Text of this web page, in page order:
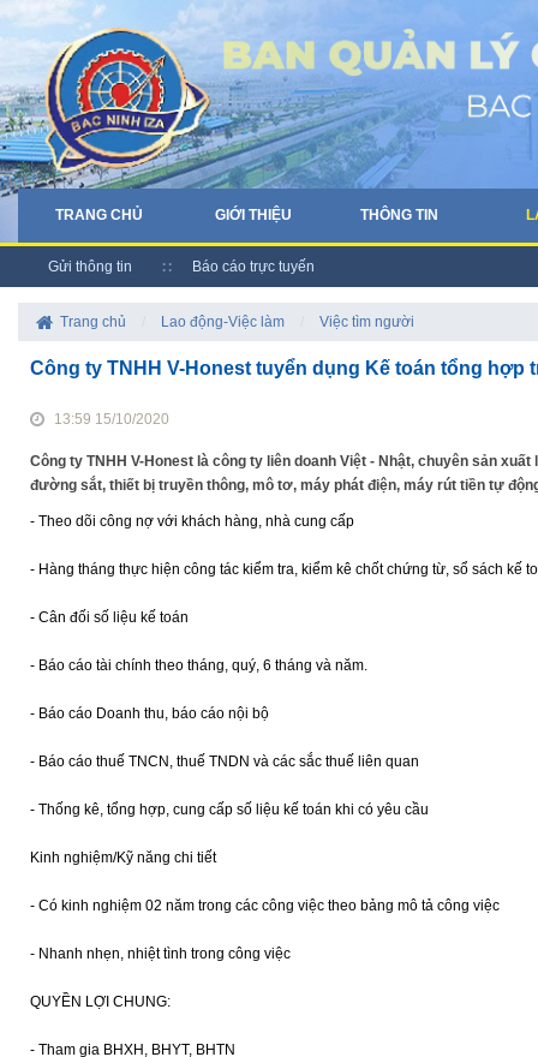
TRANG CHỦ GIỚI THIỆU THÔNG TIN
Gửi thông tin Báo cáo trực tuyến
Trang chủ Lao động-Việc làm Việc tìm người
Công ty TNHH V-Honest tuyển dụng Kế toán tổng hợp
13:59 15/10/2020
Công ty TNHH V-Honest là công ty liên doanh Việt - Nhật, chuyên sản
đường sắt, thiết bị truyền thông, mô tơ, máy phát điện, máy rút tiền tự
- Theo dõi công nợ với khách hàng, nhà cung cấp
- Hàng tháng thực hiện công tác kiểm tra, kiểm kê chốt chứng từ, sổ sách kế
- Cân đối số liệu kế toán
- Báo cáo tài chính theo tháng, quý, 6 tháng và năm.
- Báo cáo Doanh thu, báo cáo nội bộ
- Báo cáo thuế TNCN, thuế TNDN và các sắc thuế liên quan
- Thống kê, tổng hợp, cung cấp số liệu kế toán khi có yêu cầu
Kinh nghiệm/Kỹ năng chi tiết
- Có kinh nghiệm 02 năm trong các công việc theo bảng mô tả công việc
- Nhanh nhẹn, nhiệt tình trong công việc
QUYỀN LỢI CHUNG:
- Tham gia BHXH, BHYT, BHTN